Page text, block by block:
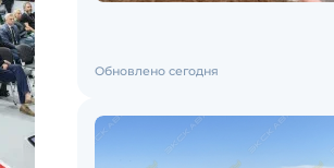
Обновлено сегодня